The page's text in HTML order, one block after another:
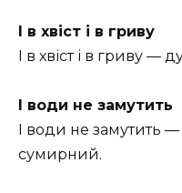
І в хвіст і в гриву
І в хвіст і в гриву —
І води не замутить
І води не замутить
сумирний.